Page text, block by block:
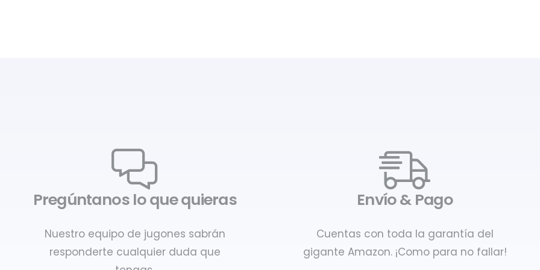
Pregúntanos lo que quieras
Nuestro equipo de jugones sabrán
responderte cualquier duda que
Envío & Pago
Cuentas con toda la garantía del
gigante Amazon. ¡Como para no fallar!